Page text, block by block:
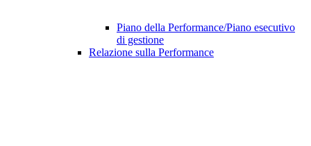
Piano della Performance/Piano esecutivo
di gestione
Relazione sulla Performance